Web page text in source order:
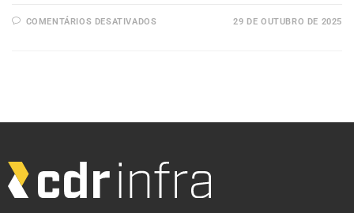
COMENTÁRIOS DESATIVADOS 29 DE OUTUBRO DE 2025